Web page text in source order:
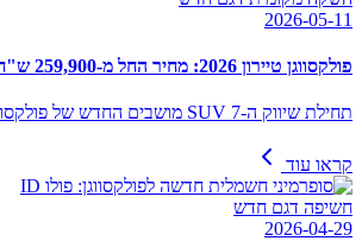
2026-05-11
פולקסווגן טיירון 2026: מחיר החל מ-259,900 ש"ח
תחילת שיווק ה-SUV 7 מושבים החדש של פולקסווגן
קראו עוד
חשיפה דגם חדש
2026-04-29